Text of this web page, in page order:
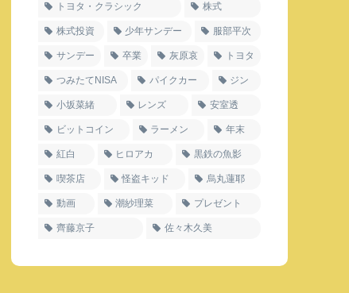
トヨタ・クラシック 株式
株式投資 少年サンデー 服部平次
サンデー 卒業 灰原哀 トヨタ
つみたてNISA パイクカー ジン
小坂菜緒 レンズ 安室透
ビットコイン ラーメン 年末
紅白 ヒロアカ 黒鉄の魚影
喫茶店 怪盗キッド 烏丸蓮耶
動画 潮紗理菜 プレゼント
齊藤京子 佐々木久美